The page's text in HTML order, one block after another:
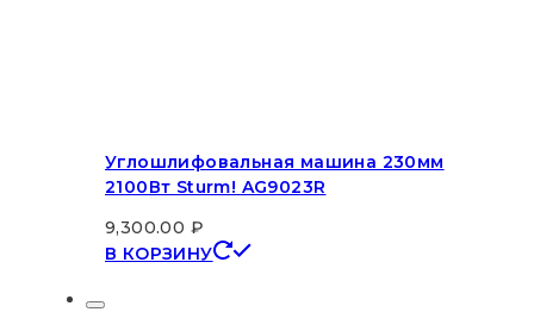
Углошлифовальная машина 230мм
2100Вт Sturm! AG9023R
9,300.00 ₽
В КОРЗИНУ